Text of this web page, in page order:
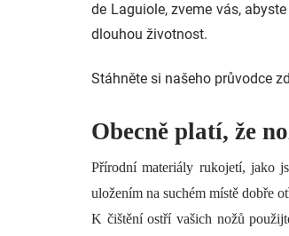
de Laguiole, zveme vás,
dlouhou životnost.
Stáhněte si našeho průvodce
Obecně platí, že
Přírodní materiály rukojetí, jako
uložením na suchém místě dobře
K čištění ostří vašich nožů